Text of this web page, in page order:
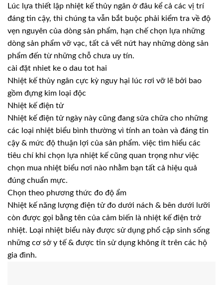
Lúc lựa thiết lập nhiệt kế thủy ngân ở đâu kể cả các vị trí
đáng tin cậy, thì chúng ta vẫn bắt buộc phải kiểm tra về độ
vẹn nguyên của dòng sản phẩm, hạn chế chọn lựa những
dòng sản phẩm vỡ vạc, tất cả vết nứt hay những dòng sản
phẩm đến từ những chỗ chưa uy tín.
cài đặt nhiet ke o dau tot hai
Nhiệt kế thủy ngân cực kỳ nguy hại lúc rơi vỡ lẽ bởi bao
gồm đựng kim loại độc
Nhiệt kế điện tử
Nhiệt kế điện tử ngày này cũng đang sửa chữa cho những
các loại nhiệt biểu bình thường vì tính an toàn và đáng tin
cậy & mức độ thuận lợi của sản phẩm. việc tìm hiểu các
tiêu chí khi chọn lựa nhiệt kế cũng quan trọng như việc
chọn mua nhiệt biểu nơi nào nhằm bạn tất cả hiệu quả
đúng chuẩn mực.
Chọn theo phương thức đo độ ẩm
Nhiệt kế năng lượng điện tử đo dưới nách & bên dưới lưỡi
còn được gọi bằng tên của cảm biến là nhiệt kế điện trở
nhiệt. Loại nhiệt biểu này được sử dụng phổ cập sinh sống
những cơ sở y tế & được tin sử dụng không ít trên các hộ
gia đình.